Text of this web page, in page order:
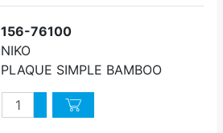
156-76100
NIKO
PLAQUE SIMPLE BAMBOO
QuantitéAugmenter quantité
Diminuer quantité